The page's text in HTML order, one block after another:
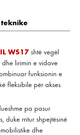
teknike
WS17 shtë vegël
lirimin e vidave
funksionin e
fleksibile për akses
pa pasur
duke rritur shpejtësinë
dhe